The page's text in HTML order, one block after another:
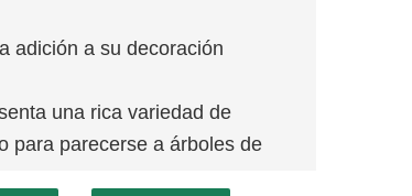
adición a su decoración
una rica variedad de
para parecerse a árboles de